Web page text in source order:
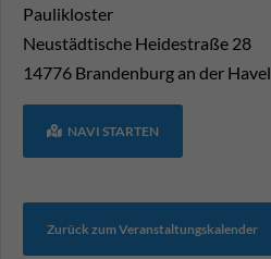
Paulikloster
Neustädtische Heidestraße 28
14776 Brandenburg an der Havel
NAVI STARTEN
Zurück zum Veranstaltungskalender